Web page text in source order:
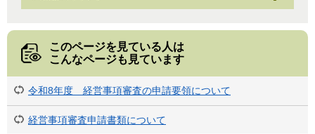
このページを見ている人は
こんなページも見ています
令和8年度 経営事項審査の申請要領について
経営事項審査申請書類について